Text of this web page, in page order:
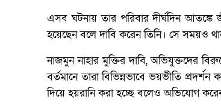
এসব ঘটনায় তার পরিবার দীর্ঘদিন আতঙ্কে
হয়েছেন বলে দাবি করেন তিনি। সে সময়ও
নাজমুন নাহার মুক্তির দাবি, অভিযুক্তদের
বর্তমানে তারা বিভিন্নভাবে ভয়ভীতি
দিয়ে হয়রানি করা হচ্ছে বলেও অভিযোগ